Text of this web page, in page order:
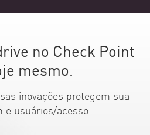
no Check Point
mesmo.
inovações protegem sua
e usuários/acesso.